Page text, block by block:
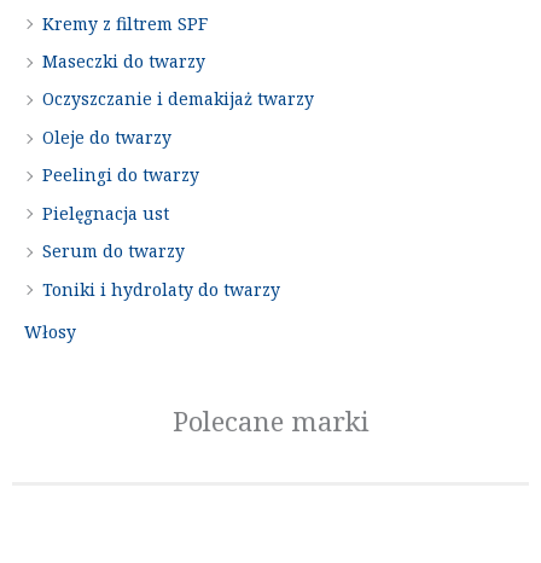
Kremy z filtrem SPF
Maseczki do twarzy
Oczyszczanie i demakijaż twarzy
Oleje do twarzy
Peelingi do twarzy
Pielęgnacja ust
Serum do twarzy
Toniki i hydrolaty do twarzy
Włosy
Polecane marki